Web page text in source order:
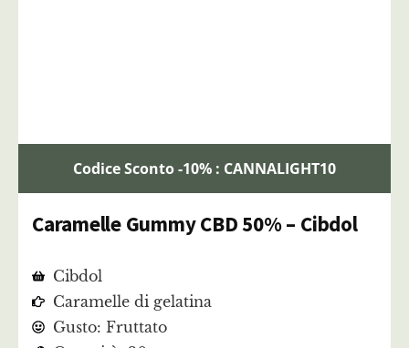
Codice Sconto -10% : CANNALIGHT10
Caramelle Gummy CBD 50% – Cibdol
Cibdol
Caramelle di gelatina
Gusto: Fruttato